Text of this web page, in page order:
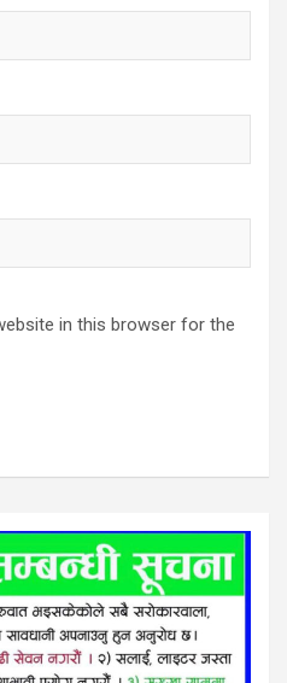
in this browser for the